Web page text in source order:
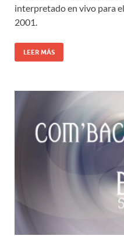
interpretado en vivo para
2001.
LEER MÁS